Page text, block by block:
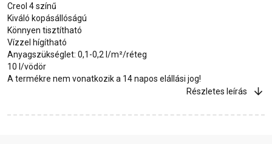
Creol 4 színű
Kiváló kopásállóságú
Könnyen tisztítható
Vízzel hígítható
Anyagszükséglet: 0,1-0,2 l/m²/réteg
10 l/vödör
A termékre nem vonatkozik a 14 napos elállási jog!
Részletes leírás